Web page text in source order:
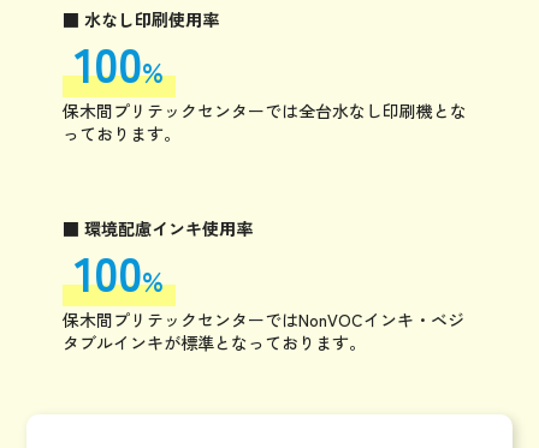
■ 水なし印刷使用率
100%
保木間プリテックセンターでは全台水なし印刷機とな
っております。
■ 環境配慮インキ使用率
100%
保木間プリテックセンターではNonVOCインキ・ベジ
タブルインキが標準となっております。